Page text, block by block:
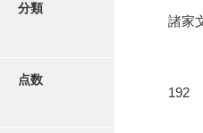
近代刊行写真帳類
分類
諸家
点数
192